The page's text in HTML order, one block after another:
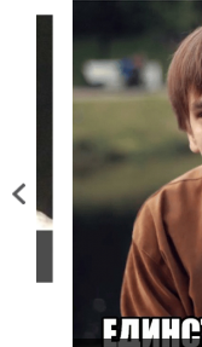
Previous